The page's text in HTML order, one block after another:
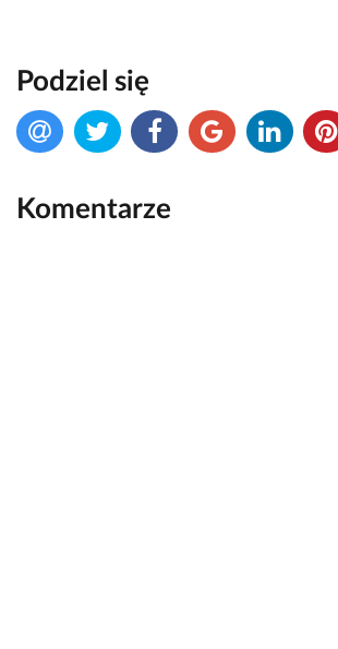
Podziel się
Komentarze